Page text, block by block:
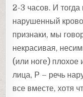
2-3 часов. И тогда
нарушенный
признаки, мы
некрасивая,
(или ноге) плохое
лица, Р – речь
все вместе, хотя